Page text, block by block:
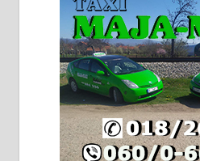
халу на
плацу површине
064/321-80-51; 063/
На продају
незавршена кућа
м2 са плацем од 8
виру у
замена. 064/21-63-584